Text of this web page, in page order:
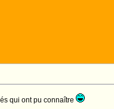
qui ont pu connaître